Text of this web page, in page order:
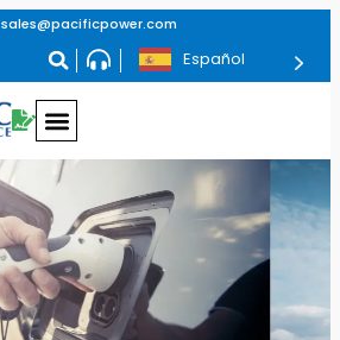
sales@pacificpower.com
Español